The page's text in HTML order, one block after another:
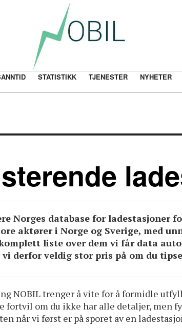
STATISTIKK TJENESTER NYHETER
Norges database for ladestasjoner
aktører i Norge og Sverige, med
liste over dem vi får data
derfor veldig stor pris på om du
NOBIL trenger å vite for å formidle
fortvil om du ikke har alle detaljer, men
når vi først er på sporet av en